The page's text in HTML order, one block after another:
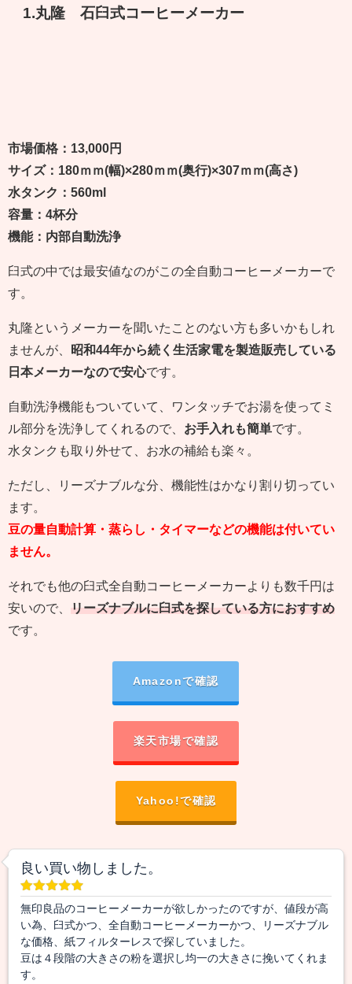
1.丸隆 石臼式コーヒーメーカー
市場価格：13,000円
サイズ：180ｍｍ(幅)×280ｍｍ(奥行)×307ｍｍ(高さ)
水タンク：560ml
容量：4杯分
機能：内部自動洗浄
臼式の中では最安値なのがこの全自動コーヒーメーカーで
す。
丸隆というメーカーを聞いたことのない方も多いかもしれ
ませんが、 昭和44年から続く生活家電を製造販売している
日本メーカーなので安心です。
自動洗浄機能もついていて、ワンタッチでお湯を使ってミ
ル部分を洗浄してくれるので、 お手入れも簡単です。
水タンクも取り外せて、お水の補給も楽々。
ただし、リーズナブルな分、機能性はかなり割り切ってい
ます。
豆の量自動計算・蒸らし・タイマーなどの機能は付いてい
ません。
それでも他の臼式全自動コーヒーメーカーよりも数千円は
安いので、 リーズナブルに臼式を探している方におすすめ
です。
Amazonで確認
楽天市場で確認
Yahoo!で確認
良い買い物しました。
無印良品のコーヒーメーカーが欲しかったのですが、値段が高
い為、臼式かつ、全自動コーヒーメーカーかつ、リーズナブル
な価格、紙フィルターレスで探していました。
豆は４段階の大きさの粉を選択し均一の大きさに挽いてくれま
す。